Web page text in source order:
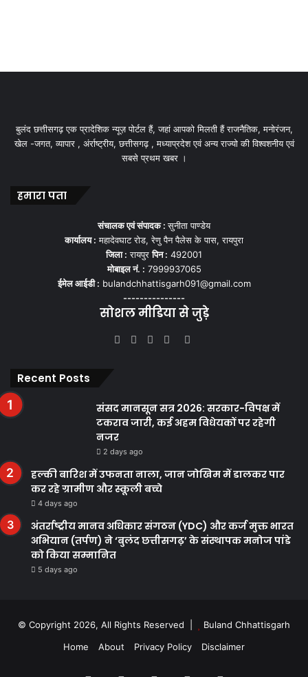
बुलंद छत्तीसगढ़ एक प्रादेशिक न्यूज़ पोर्टल हैं, जहां आपको मिलती हैं राजनैतिक, मनोरंजन,
खेल -जगत, व्यापार , अंर्राष्ट्रीय, छत्तीसगढ़ , मध्याप्रदेश एवं अन्य राज्यो की विश्वशनीय एवं
सबसे प्रथम खबर ।
हमारा पता
संचालक एवं संपादक :सुनीता पाण्डेय
कार्यालय : महादेवघाट रोड, रेणु पैन पैलेस के पास, रायपुरा
जिला : रायपुरपिन : 492001
मोबाइल नं. : 7999937065
ईमेल आईडी : bulandchhattisgarh091@gmail.com
---------------
सोशल मीडिया से जुड़े
Facebook
TwitterYouTubeInstagram
Recent Posts
संसद मानसून सत्र 2026: सरकार-विपक्ष में
टकराव जारी, कई अहम विधेयकों पर रहेगी
नजर
2 days ago
हल्की बारिश में उफनता नाला, जान जोखिम में डालकर पार
कर रहे ग्रामीण और स्कूली बच्चे
4 days ago
अंतर्राष्ट्रीय मानव अधिकार संगठन (YDC) और कर्ज मुक्त भारत
अभियान (तर्पण) ने ‘बुलंद छत्तीसगढ़’ के संस्थापक मनोज पांडे
को किया सम्मानित
5 days ago
© Copyright 2026, All Rights Reserved |
Buland Chhattisgarh
Home
About Privacy Policy Disclaimer